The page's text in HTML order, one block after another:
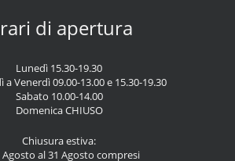
di apertura
Lunedì 15.30-19.30
a Venerdì 09.00-13.00 e 15.30-19.30
Sabato 10.00-14.00
Domenica CHIUSO
Chiusura estiva:
Agosto al 31 Agosto compresi